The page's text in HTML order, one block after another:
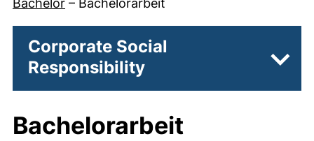
Bachelor – Bachelorarbeit
Corporate Social
Responsibility
Bachelorarbeit